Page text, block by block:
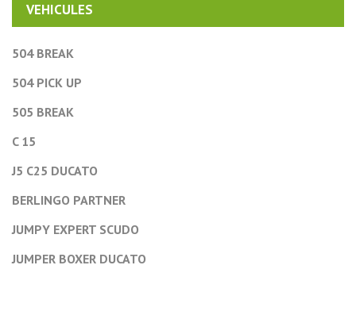
VEHICULES
504 BREAK
504 PICK UP
505 BREAK
C 15
J5 C25 DUCATO
BERLINGO PARTNER
JUMPY EXPERT SCUDO
JUMPER BOXER DUCATO